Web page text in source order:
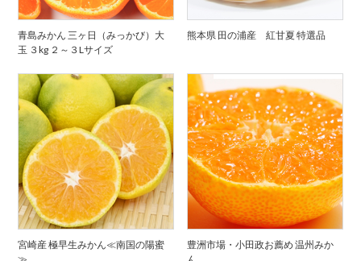
青島みかん 三ヶ日（みっかび）大
玉 ３kg ２～３Lサイズ
熊本県 田の浦産 紅甘夏 特選品
宮崎産 極早生みかん≪南国の陽蜜
豊洲市場・小田政お薦め 温州みか